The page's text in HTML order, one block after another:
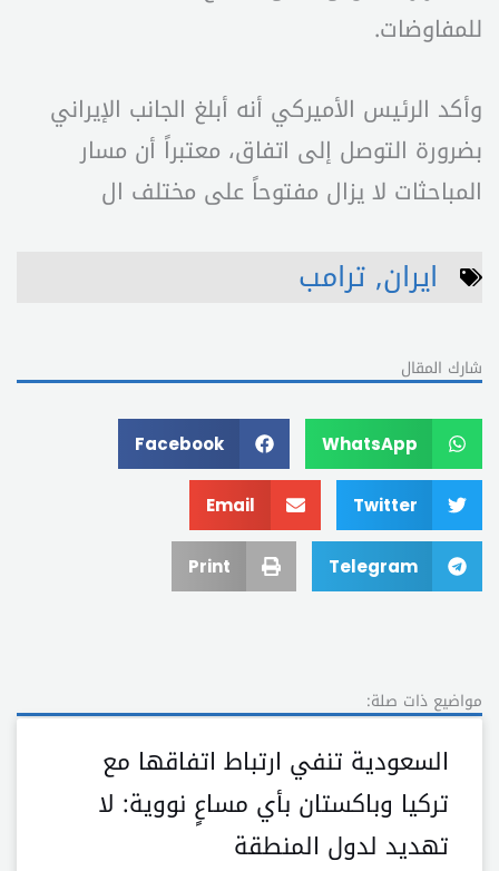
للمفاوضات.
وأكد الرئيس الأميركي أنه أبلغ الجانب الإيراني
بضرورة التوصل إلى اتفاق، معتبراً أن مسار
المباحثات لا يزال مفتوحاً على مختلف ال
ايران, ترامب
شارك المقال
WhatsApp
Facebook
Twitter
Email
Telegram
Print
مواضيع ذات صلة:
السعودية تنفي ارتباط اتفاقها مع
تركيا وباكستان بأي مساعٍ نووية: لا
تهديد لدول المنطقة